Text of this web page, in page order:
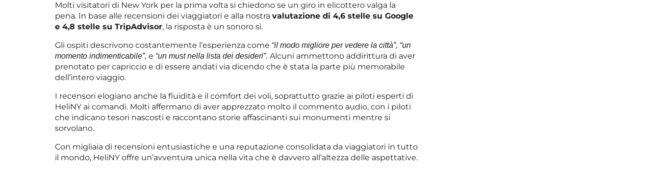
Molti visitatori di New York per la prima volta si chiedono se un giro in elicottero valga la
pena. In base alle recensioni dei viaggiatori e alla nostra valutazione di 4,6 stelle su Google
e 4,8 stelle su TripAdvisor, la risposta è un sonoro sì.
Gli ospiti descrivono costantemente l’esperienza come “il modo migliore per vedere la città”, “un
momento indimenticabile”, e “un must nella lista dei desideri”. Alcuni ammettono addirittura di aver
prenotato per capriccio e di essere andati via dicendo che è stata la parte più memorabile
dell’intero viaggio.
I recensori elogiano anche la fluidità e il comfort dei voli, soprattutto grazie ai piloti esperti di
HeliNY ai comandi. Molti affermano di aver apprezzato molto il commento audio, con i piloti
che indicano tesori nascosti e raccontano storie affascinanti sui monumenti mentre si
sorvolano.
Con migliaia di recensioni entusiastiche e una reputazione consolidata da viaggiatori in tutto
il mondo, HeliNY offre un’avventura unica nella vita che è davvero all’altezza delle aspettative.